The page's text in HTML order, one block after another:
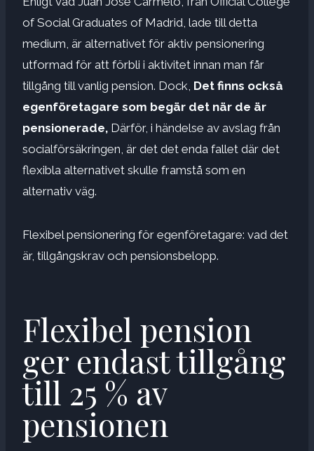
of Social Graduates of Madrid, lade till detta
medium, är alternativet för aktiv pensionering
utformad för att förbli i aktivitet innan man får
tillgång till vanlig pension. Dock, Det finns också
egenföretagare som begär det när de är
pensionerade, Därför, i händelse av avslag från
socialförsäkringen, är det det enda fallet där det
flexibla alternativet skulle framstå som en
alternativ väg.
Flexibel pensionering för egenföretagare: vad det
är, tillgångskrav och pensionsbelopp.
Flexibel pension
ger endast tillgång
till 25 % av
pensionen